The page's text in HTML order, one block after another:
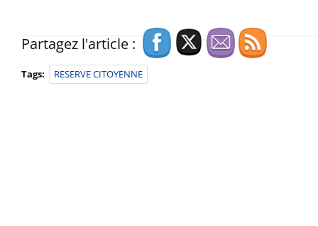
Partagez l'article :
Tags: RESERVE CITOYENNE